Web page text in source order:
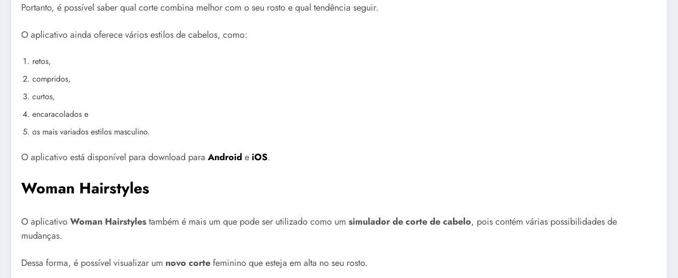
Portanto, é possível saber qual corte combina melhor com o seu rosto e qual tendência seguir.
O aplicativo ainda oferece vários estilos de cabelos, como:
retos,
compridos,
curtos,
encaracolados e
os mais variados estilos masculino.
O aplicativo está disponível para download para Android e iOS.
Woman Hairstyles
O aplicativoWoman Hairstylestambém é mais um que pode ser utilizado como um simulador de corte de cabelo, pois contém várias possibilidades de
mudanças.
Dessa forma, é possível visualizar um novo cortefeminino que esteja em alta no seu rosto.